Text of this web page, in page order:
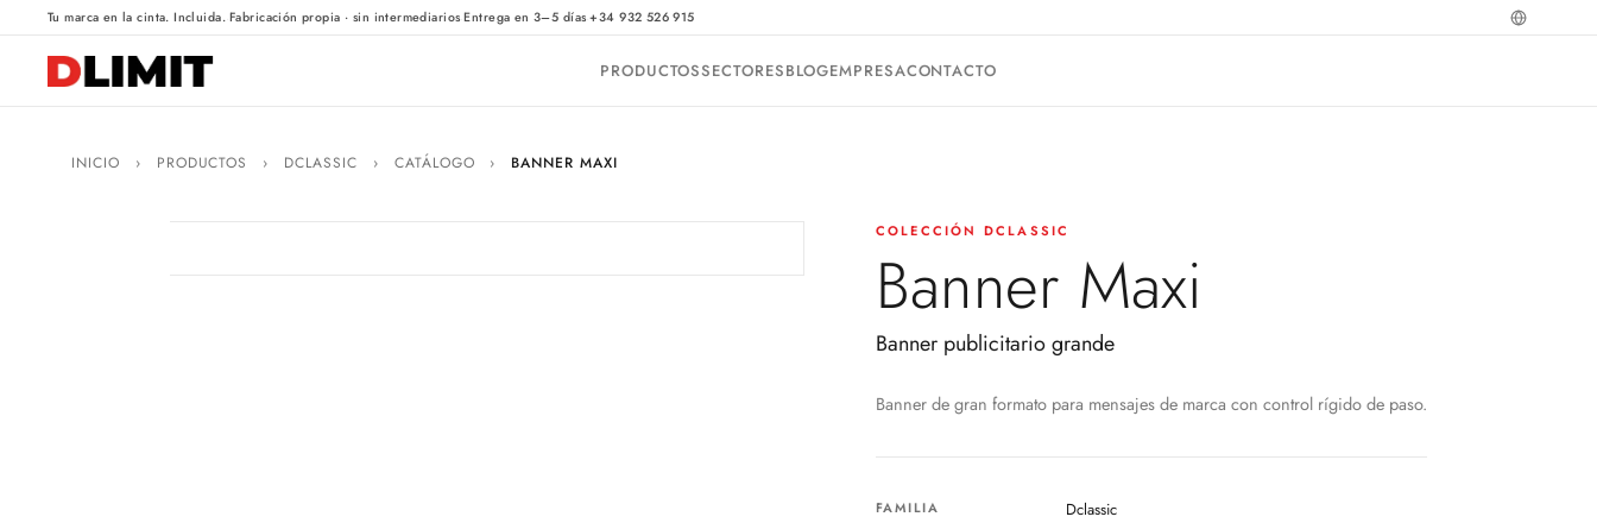
Tu marca en la cinta. Incluida. ·Fabricación propia · sin intermediarios ·Entrega en 3–5 días ·+34 932 526 915
PRODUCTOSSECTORESBLOGEMPRESACONTACTO
INICIO › PRODUCTOS › DCLASSIC › CATÁLOGO › BANNER MAXI
COLECCIÓN DCLASSIC
Banner Maxi
Banner publicitario grande
Banner de gran formato para mensajes de marca con control rígido de paso.
FAMILIA Dclassic